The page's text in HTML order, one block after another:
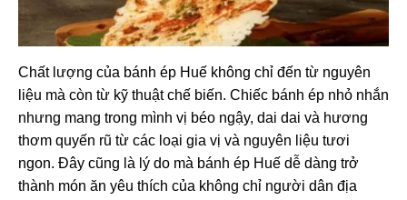
Chất lượng của bánh ép Huế không chỉ đến từ nguyên
liệu mà còn từ kỹ thuật chế biến. Chiếc bánh ép nhỏ nhắn
nhưng mang trong mình vị béo ngậy, dai dai và hương
thơm quyến rũ từ các loại gia vị và nguyên liệu tươi
ngon. Đây cũng là lý do mà bánh ép Huế dễ dàng trở
thành món ăn yêu thích của không chỉ người dân địa